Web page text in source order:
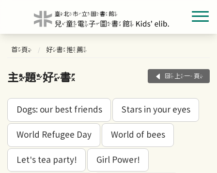
首頁 好書推薦
主題好書 回上一頁
Dogs: our best friends Stars in your eyes
World Refugee Day World of bees
Let's tea party! Girl Power!